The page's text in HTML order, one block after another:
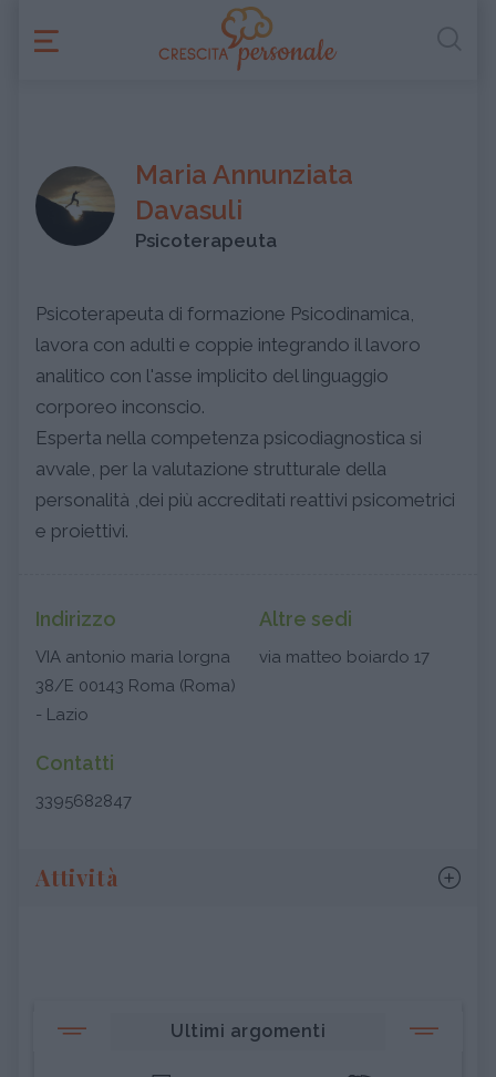
Maria Annunziata
Davasuli
Psicoterapeuta
Psicoterapeuta di formazione Psicodinamica,
lavora con adulti e coppie integrando il lavoro
analitico con l'asse implicito del linguaggio
corporeo inconscio.
Esperta nella competenza psicodiagnostica si
avvale, per la valutazione strutturale della
personalità ,dei più accreditati reattivi psicometrici
e proiettivi.
Indirizzo
VIA antonio maria lorgna
38/E 00143 Roma (Roma)
- Lazio
Altre sedi
via matteo boiardo 17
Contatti
3395682847
Attività
Ultimi argomenti